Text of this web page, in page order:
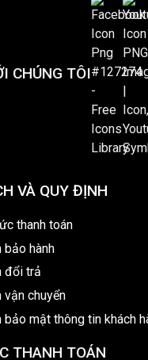
CHÚNG TÔI
VÀ QUY ĐỊNH
thanh toán
bảo hành
đổi trả
vận chuyển
bảo mật thông tin khách
THANH TOÁN